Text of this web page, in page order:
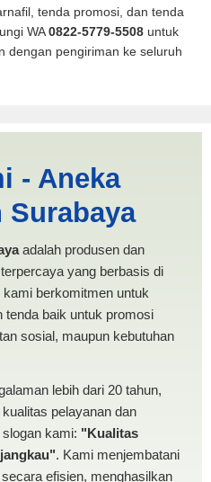
tenda promosi, dan tenda
WA0822-5779-5508 untuk
dengan pengiriman ke seluruh
TENDA
- Aneka
Surabaya
adalah produsen dan
yang berbasis di
berkomitmen untuk
tenda baik untuk promosi
sosial, maupun kebutuhan
lebih dari 20 tahun,
pelayanan dan
kami: "Kualitas
. Kami menjembatani
efisien, menghasilkan